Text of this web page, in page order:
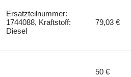
Ersatzteilnummer:
1744088, Kraftstoff:
Diesel
79,03 €
50 €